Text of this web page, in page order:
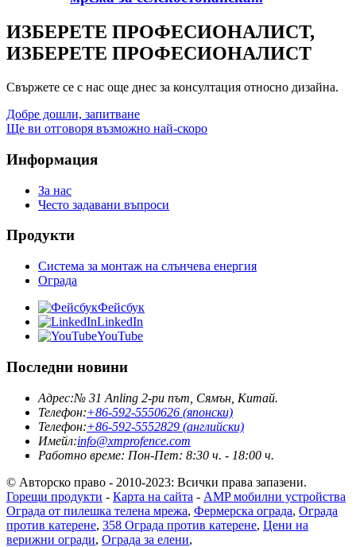
ИЗБЕРЕТЕ ПРОФЕСИОНАЛИСТ,
ИЗБЕРЕТЕ ПРОФЕСИОНАЛИСТ
Свържете се с нас още днес за консултация относно дизайна.
Добре дошли, запитване
Ще ви отговоря възможно най-скоро
Информация
За нас
Често задавани въпроси
Продукти
Система за монтаж на слънчева енергия
Ограда
Фейсбук
LinkedIn
YouTube
Последни новини
Адрес:№ 31 Anling 2-ри път, Сямън, Китай.
Телефон:+86-592-5550626 (японски)
Телефон:+86-592-5552829 (английски)
Имейл:info@xmprofence.com
Работно време: Пон-Пет: 8:30 ч. - 18:00 ч.
© Авторско право - 2010-2023: Всички права запазени.
Горещи продукти - Карта на сайта - AMP мобилни устройства
Ограда от пилешка телена мрежа, Фермерска ограда, Ограда
против катерене, 358 Ограда против катерене, Цени на
верижни огради, Ограда за елени,